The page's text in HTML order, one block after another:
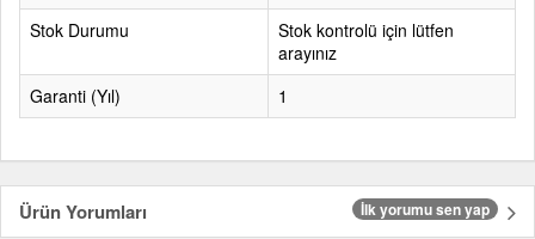
Stok Durumu
Stok kontrolü için lütfen
arayınız
Garanti (Yıl)
1
Ürün Yorumları İlk yorumu sen yap